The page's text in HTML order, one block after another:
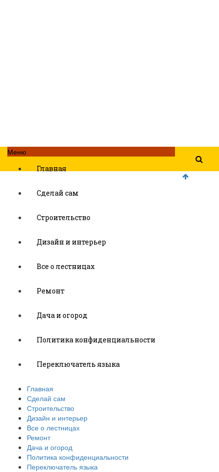
Меню
Главная
Сделай сам
Строительство
Дизайн и интерьер
Все о лестницах
Ремонт
Дача и огород
Политика конфиденциальности
Переключатель языка
Главная
Сделай сам
Строительство
Дизайн и интерьер
Все о лестницах
Ремонт
Дача и огород
Политика конфиденциальности
Переключатель языка